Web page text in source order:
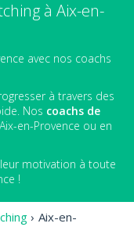
à Aix-en-
avec nos coachs
à travers des
Nos coachs de
en-Provence ou en
motivation à toute
!
› Aix-en-